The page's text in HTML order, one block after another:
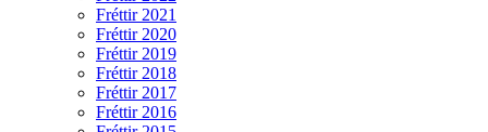
Fréttir 2021
Fréttir 2020
Fréttir 2019
Fréttir 2018
Fréttir 2017
Fréttir 2016